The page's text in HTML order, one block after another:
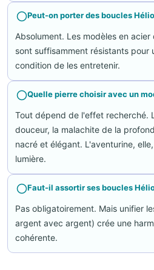
Peut-on porter des boucles
Absolument. Les modèles en
sont suffisamment résistants pour
condition de les entretenir.
Quelle pierre choisir avec un
Tout dépend de l'effet recherché.
douceur, la malachite de la
nacré et élégant. L'aventurine,
lumière.
Faut-il assortir ses boucles
Pas obligatoirement. Mais unifier
argent avec argent) crée une
cohérente.